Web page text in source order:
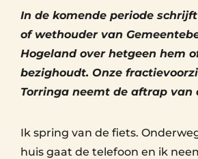
In de komende periode
of wethouder van
Hogeland over hetgeen hem
bezighoudt. Onze
Torringa neemt de aftrap van
Ik spring van de fiets.
huis gaat de telefoon en ik